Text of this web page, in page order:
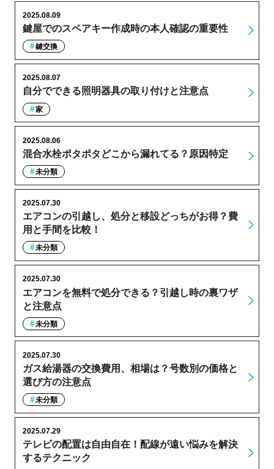
鍵屋でのスペアキー作成時の本人確認の重要性
2025.08.09
鍵交換
自分でできる照明器具の取り付けと注意点
2025.08.07
家
混合水栓ポタポタどこから漏れてる？原因特定
2025.08.06
未分類
エアコンの引越し、処分と移設どっちがお得？費
用と手間を比較！
2025.07.30
未分類
エアコンを無料で処分できる？引越し時の裏ワザ
と注意点
2025.07.30
未分類
ガス給湯器の交換費用、相場は？号数別の価格と
選び方の注意点
2025.07.30
未分類
テレビの配置は自由自在！配線が遠い悩みを解決
するテクニック
2025.07.29